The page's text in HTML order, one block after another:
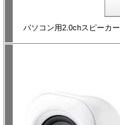
パソコン用2.0chスピーカー